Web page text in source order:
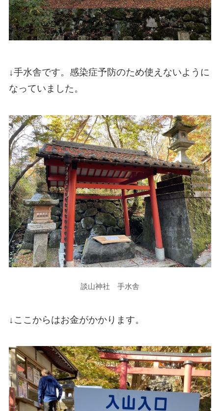
↓手水舎です。感染症予防のため使えないように
なっていました。
談山神社 手水舎
↓ここからはお金がかかります。